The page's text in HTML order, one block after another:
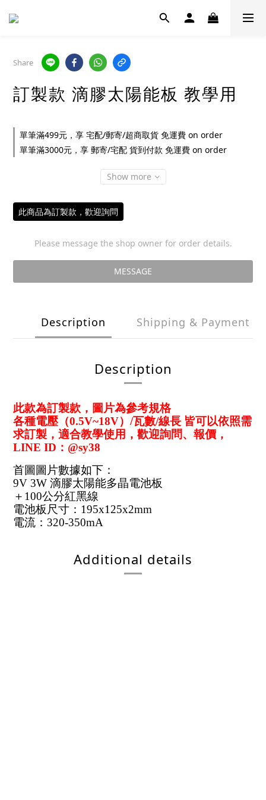
Share
訂製款 滴膠太陽能板 教學用
單筆滿499元，享 宅配/郵寄/超商取貨 免運費 on order
單筆滿3000元，享 郵寄/宅配 貨到付款 免運費 on order
Show more
此商品為訂製款，歡迎詢問
Please message the shop owner for order details.
MESSAGE
Description Shipping & Payment
Description
此款為訂製款，圖片為參考規格
各種電壓（0.5V~18V）/瓦數/線長 皆可以依照需
求訂製，適合教學使用，歡迎詢問、報價，
LINE ID：@sy38
首圖圖片數據如下：
9V 3W 滴膠太陽能多晶電池板
＋100公分紅黑線
電池板尺寸：195x125x2mm
電流：320-350mA
Additional details